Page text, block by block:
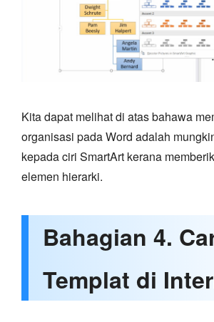
Kita dapat melihat di atas bahawa
organisasi pada Word adalah
kepada ciri SmartArt kerana
elemen hierarki.
Bahagian 4.
Templat di